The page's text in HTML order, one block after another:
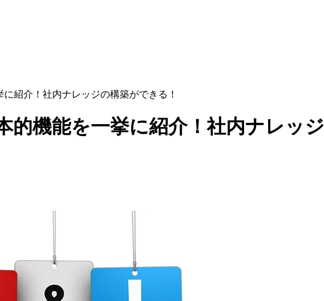
紹介！社内ナレッジの構築ができる！
的機能を一挙に紹介！社内ナレッ